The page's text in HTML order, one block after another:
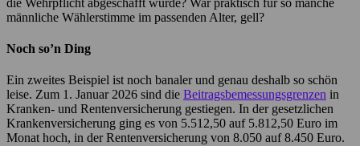
männliche Wählerstimme im passenden Alter, gell?
Noch so’n Ding
Ein zweites Beispiel ist noch banaler und genau deshalb so schön
leise. Zum 1. Januar 2026 sind die Beitragsbemessungsgrenzen in
Kranken- und Rentenversicherung gestiegen. In der gesetzlichen
Krankenversicherung ging es von 5.512,50 auf 5.812,50 Euro im
Monat hoch, in der Rentenversicherung von 8.050 auf 8.450 Euro.